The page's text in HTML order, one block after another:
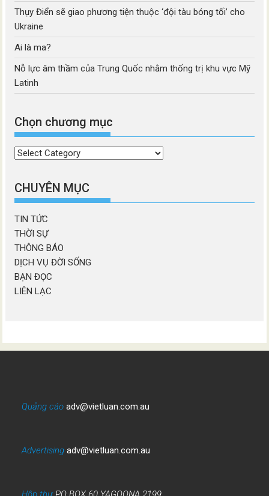
Thụy Điển sẽ giao phương tiện thuộc ‘đội tàu bóng tối’ cho
Ukraine
Ai là ma?
Nỗ lực âm thầm của Trung Quốc nhằm thống trị khu vực Mỹ
Latinh
Chọn chương mục
Chọn
mục
CHUYÊN MỤC
TIN TỨC
THỜI SỰ
THÔNG BÁO
DỊCH VỤ ĐỜI SỐNG
BẠN ĐỌC
LIÊN LẠC
Quảng cáo adv@vietluan.com.au
Advertising adv@vietluan.com.au